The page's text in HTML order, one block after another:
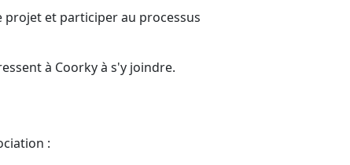
projet et participer au processus
à Coorky à s'y joindre.
: